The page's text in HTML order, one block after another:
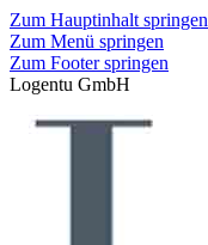
Zum Hauptinhalt springen
Zum Menü springen
Zum Footer springen
Logentu GmbH